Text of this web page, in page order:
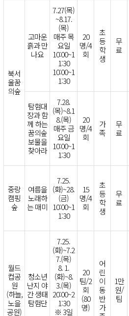
북서
울꿈
의숲
고마운
흙과 만
나요
7.27(목)
~8.17.
(목)
매주 목
요일
10:00~1
1:30
10:00~1
1:30
20
명/4
회
초
등
학
생
무
료
탐험대
장과 함
께 하는
꿈의숲
보물을
찾아라
7.28.
(목)~8.1
8.(목)
매주 금
요일
10:00~1
1:30
20
명/4
회
가
족
무
료
중랑
캠핑
숲
여름을
노래하
는 매미
7.25.
(화)~28.
(금)
10:00~1
1:30
15
명/4
회
초
등
학
생
무
료
월드
컵공
원
(하늘,
노을
공원)
청소년
난지 야
간 생태
탐험단
7.25.
(화)~7.2
7.(목)
8. 1.
(화)~8.
3.(목)
20:00~2
1:30
※ 3일
20
팀/2
회
(80
명)
어
린
이
동
반
가
1만
원/
팀